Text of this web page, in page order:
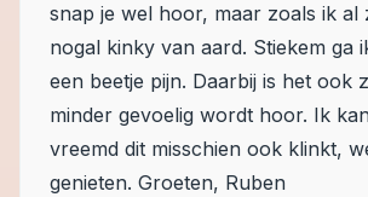
snap je wel hoor, maar zoals ik al
nogal kinky van aard. Stiekem ga
een beetje pijn. Daarbij is het ook
minder gevoelig wordt hoor. Ik
vreemd dit misschien ook klinkt,
genieten. Groeten, Ruben